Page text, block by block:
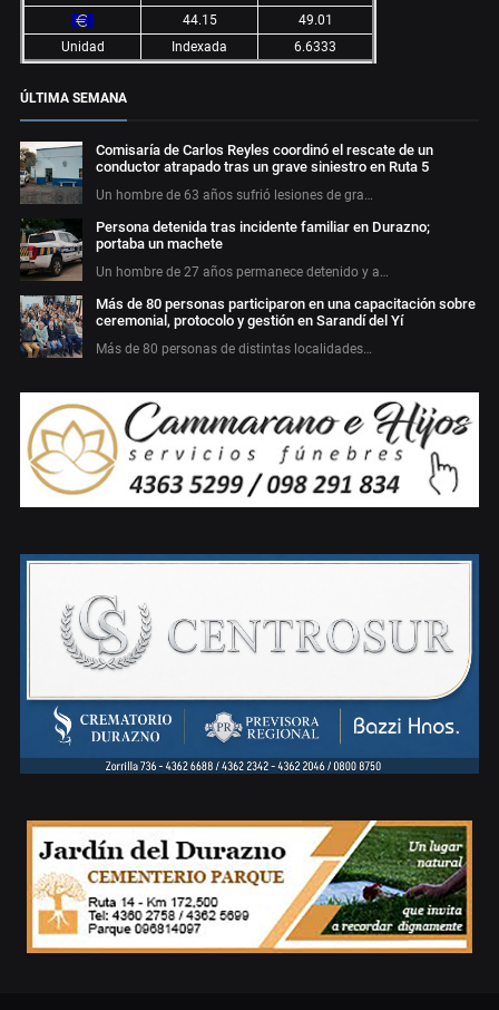
44.15
49.01
Unidad
Indexada 6.6333
ÚLTIMA SEMANA
Comisaría de Carlos Reyles coordinó el rescate de un
conductor atrapado tras un grave siniestro en Ruta 5
Un hombre de 63 años sufrió lesiones de gra…
Persona detenida tras incidente familiar en Durazno;
portaba un machete
Un hombre de 27 años permanece detenido y a…
Más de 80 personas participaron en una capacitación sobre
ceremonial, protocolo y gestión en Sarandí del Yí
Más de 80 personas de distintas localidades…